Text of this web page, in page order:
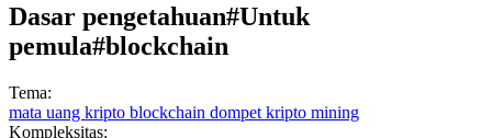
Dasar pengetahuan#Untuk
pemula#blockchain
Tema:
mata uang kripto blockchain dompet kripto mining
Kompleksitas: